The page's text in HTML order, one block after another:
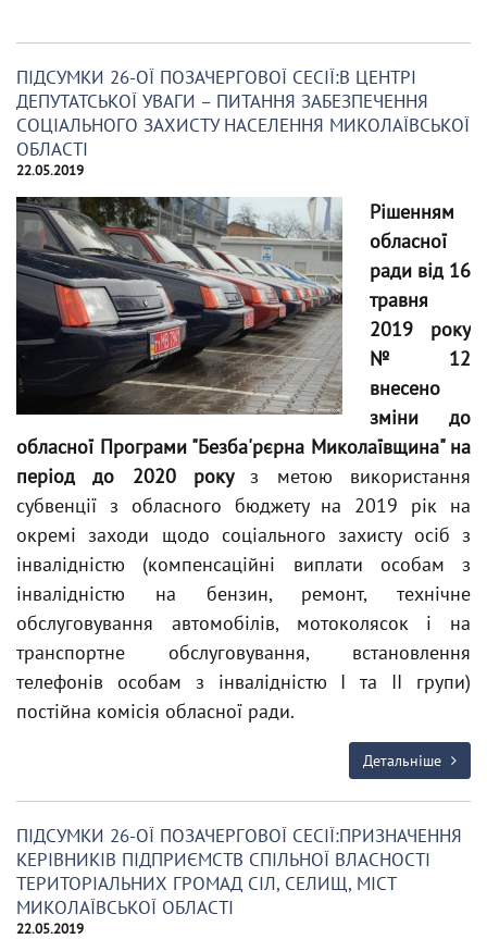
ПІДСУМКИ 26-ОЇ ПОЗАЧЕРГОВОЇ СЕСІЇ:В ЦЕНТРІ
ДЕПУТАТСЬКОЇ УВАГИ – ПИТАННЯ ЗАБЕЗПЕЧЕННЯ
СОЦІАЛЬНОГО ЗАХИСТУ НАСЕЛЕННЯ МИКОЛАЇВСЬКОЇ
ОБЛАСТІ
22.05.2019
Рішенням
обласної
ради від 16
травня
2019 року
№ 12
внесено
зміни до
обласної Програми "Безба'рєрна Миколаївщина" на
період до 2020 рокуз метою використання
субвенції з обласного бюджету на 2019 рік на
окремі заходи щодо соціального захисту осіб з
інвалідністю (компенсаційні виплати особам з
інвалідністю на бензин, ремонт, технічне
обслуговування автомобілів, мотоколясок і на
транспортне обслуговування, встановлення
телефонів особам з інвалідністю І та ІІ групи)
постійна комісія обласної ради.
Детальніше
ПІДСУМКИ 26-ОЇ ПОЗАЧЕРГОВОЇ СЕСІЇ:ПРИЗНАЧЕННЯ
КЕРІВНИКІВ ПІДПРИЄМСТВ СПІЛЬНОЇ ВЛАСНОСТІ
ТЕРИТОРІАЛЬНИХ ГРОМАД СІЛ, СЕЛИЩ, МІСТ
МИКОЛАЇВСЬКОЇ ОБЛАСТІ
22.05.2019